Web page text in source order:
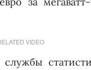
VIDEO
службы